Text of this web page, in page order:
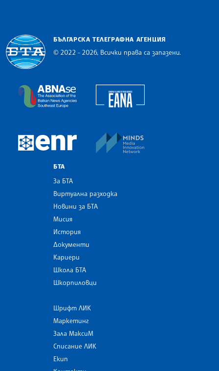
БЪЛГАРСКА ТЕЛЕГРАФНА АГЕНЦИЯ
© 2022 - 2026, Всички права са запазени.
The Assocoation of the Balkan News Agencies
European Newsroom
БТА
За БТА
Виртуална разходка
Новини за БТА
Мисия
История
Документи
Кариери
Школа БТА
Шкорпиловци
Шрифт ЛИК
Маркетинг
Зала МаксиМ
Списание ЛИК
Екип